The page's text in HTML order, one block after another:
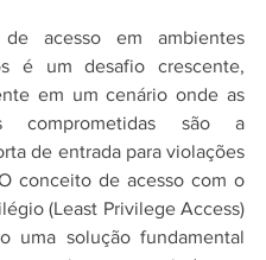
com NaN de 5 estrelas.
acesso em ambientes
é um desafio crescente,
em um cenário onde as
comprometidas são a
de entrada para violações
conceito de acesso com o
(Least Privilege Access)
uma solução fundamental